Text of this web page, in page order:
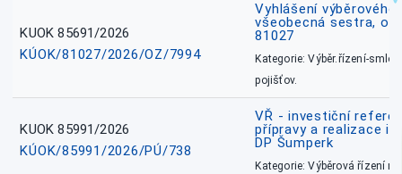
KUOK 85691/2026
KÚOK/81027/2026/OZ/7994
Vyhlášení
všeobecná sestra,
81027
Kategorie: Výběr.řízení-
pojišťov.
KUOK 85991/2026
KÚOK/85991/2026/PÚ/738
VŘ - investiční
přípravy a realizace
DP Šumperk
Kategorie: Výběrová řízení